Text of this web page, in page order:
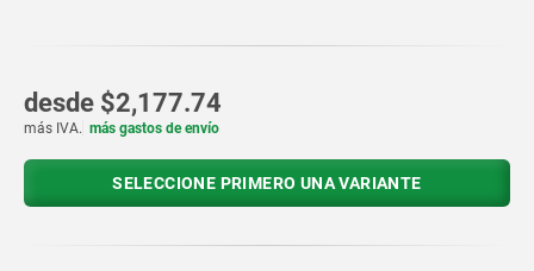
desde $2,177.74
más IVA. más gastos de envío
SELECCIONE PRIMERO UNA VARIANTE